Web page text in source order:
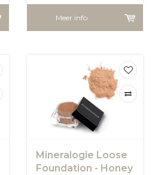
Meer info
Mineralogie Loose
Foundation - Honey